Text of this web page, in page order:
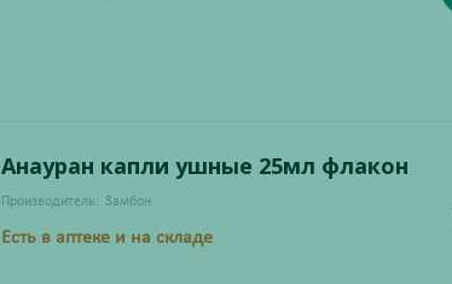
Анауран капли ушные 25мл флакон
Производитель: Замбон
Есть в аптеке и на складе